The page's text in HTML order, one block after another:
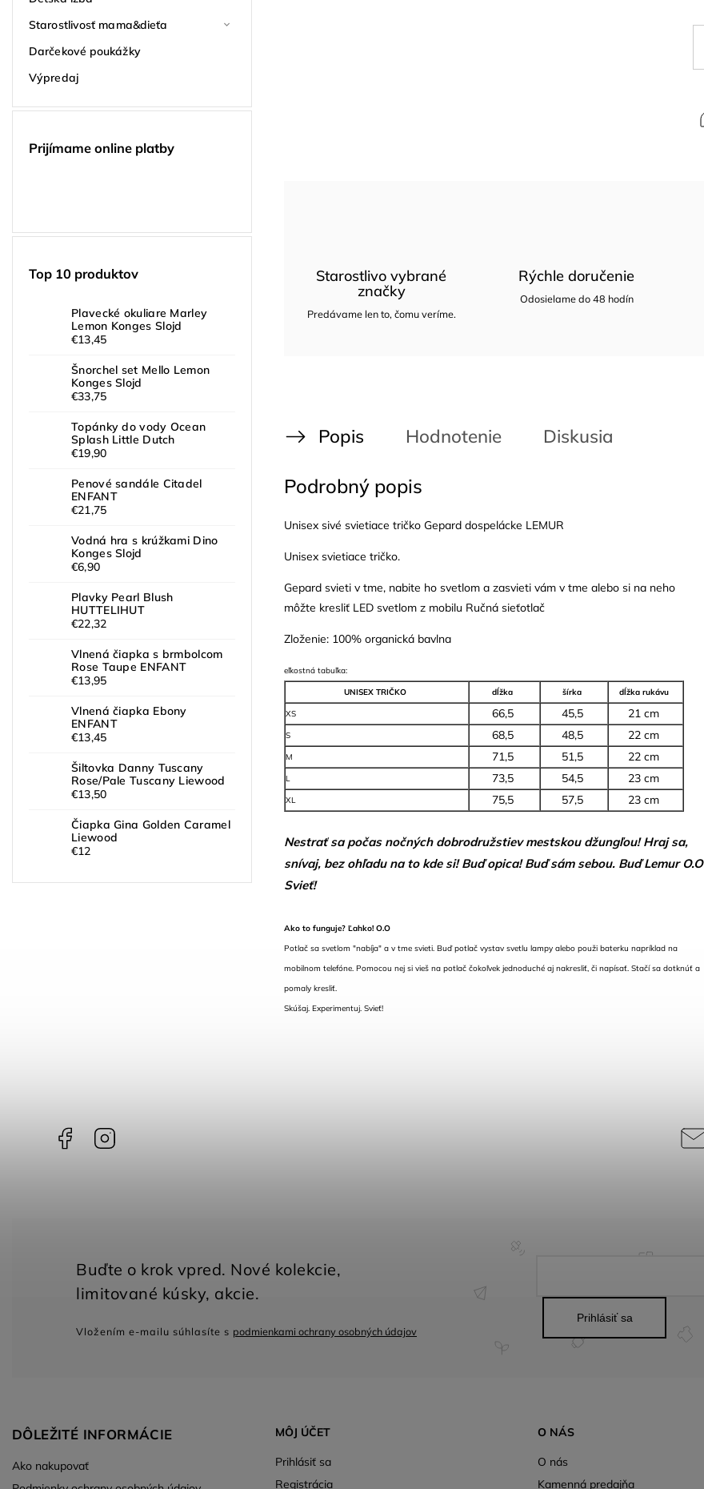
Starostlivosť mama&dieťa
Darčekové poukážky
Výpredaj
Prijímame online platby
Top 10 produktov
Plavecké okuliare Marley
Lemon Konges Slojd
€13,45
Šnorchel set Mello Lemon
Konges Slojd
€33,75
Topánky do vody Ocean
Splash Little Dutch
€19,90
Penové sandále Citadel
ENFANT
€21,75
Vodná hra s krúžkami Dino
Konges Slojd
€6,90
Plavky Pearl Blush
HUTTELIHUT
€22,32
Vlnená čiapka s brmbolcom
Rose Taupe ENFANT
€13,95
Vlnená čiapka Ebony
ENFANT
€13,45
Šiltovka Danny Tuscany
Rose/Pale Tuscany Liewood
€13,50
Čiapka Gina Golden Caramel
Liewood
€12
Starostlivo vybrané
značky
Predávame len to, čomu veríme.
Rýchle doručenie
Odosielame do 48 hodín
Popis Hodnotenie Diskusia
Podrobný popis
Unisex sivé svietiace tričko Gepard dospelácke LEMUR
Unisex svietiace tričko.
Gepard svieti v tme, nabite ho svetlom a zasvieti vám v tme alebo si na neho
môžte kresliť LED svetlom z mobilu Ručná sieťotlač
Zloženie: 100% organická bavlna
eľkostná tabuľka:
UNISEX TRIČKO dĺžka šírka dĺžka rukávu
XS 66,5 45,5 21 cm
S 68,5 48,5 22 cm
M 71,5 51,5 22 cm
L 73,5 54,5 23 cm
XL 75,5 57,5 23 cm
Nestrať sa počas nočných dobrodružstiev mestskou džungľou! Hraj sa,
snívaj, bez ohľadu na to kde si! Buď opica! Buď sám sebou. Buď Lemur O.O
Svieť!
Ako to funguje? Ľahko! O.O
Potlač sa svetlom "nabíja" a v tme svieti. Buď potlač vystav svetlu lampy alebo použi baterku napríklad na
mobilnom telefóne. Pomocou nej si vieš na potlač čokoľvek jednoduché aj nakresliť, či napísať. Stačí sa dotknúť a
pomaly kresliť.
Skúšaj. Experimentuj. Svieť!
Facebook
DÔLEŽITÉ INFORMÁCIE
Ako nakupovať
MÔJ ÚČET
Prihlásiť sa
Registrácia
Vložením e-mailu súhlasíte s podmienkami ochrany osobných údajov
Prihlásiť sa
O NÁS
O nás
Kamenná predajňa